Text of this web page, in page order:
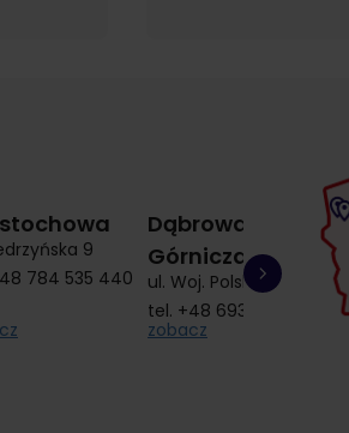
9
784 535 440
Dąbrowa
Górnicza
ul. Woj. Polskiego 3
tel. +48 693 692 414
zobacz